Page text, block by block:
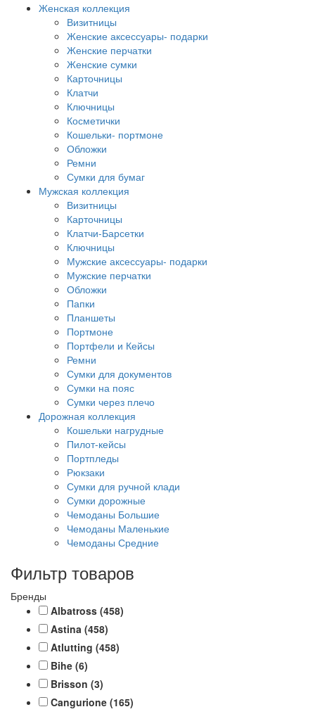
Женская коллекция
Визитницы
Женские аксессуары- подарки
Женские перчатки
Женские сумки
Карточницы
Клатчи
Ключницы
Косметички
Кошельки- портмоне
Обложки
Ремни
Сумки для бумаг
Мужская коллекция
Визитницы
Карточницы
Клатчи-Барсетки
Ключницы
Мужские аксессуары- подарки
Мужские перчатки
Обложки
Папки
Планшеты
Портмоне
Портфели и Кейсы
Ремни
Сумки для документов
Сумки на пояс
Сумки через плечо
Дорожная коллекция
Кошельки нагрудные
Пилот-кейсы
Портпледы
Рюкзаки
Сумки для ручной клади
Сумки дорожные
Чемоданы Большие
Чемоданы Маленькие
Чемоданы Средние
Фильтр товаров
Бренды
Albatross (458)
Astina (458)
Atlutting (458)
Bihe (6)
Brisson (3)
Cangurione (165)